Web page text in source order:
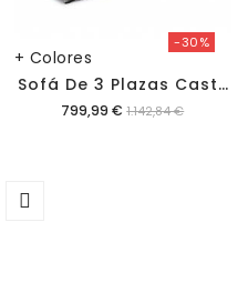
+ Colores
-30%
S
Ofá De 3 Plazas Castellón Bronx
Precio
799,99 € 1.142,84 €